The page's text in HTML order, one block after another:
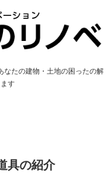
なたの建物・土地の困ったの解
す
具の紹介